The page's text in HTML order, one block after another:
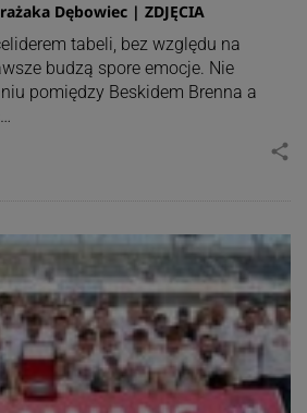
Dębowiec | ZDJĘCIA
tabeli, bez względu na
budzą spore emocje. Nie
pomiędzy Beskidem Brenna a
share